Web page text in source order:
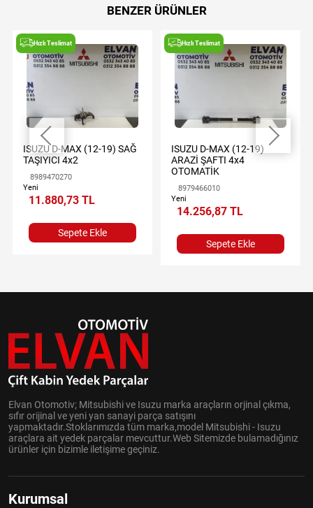
BENZER ÜRÜNLER
Hızlı Teslimat
ISUZU D-MAX (12-19) SAĞ
TAŞIYICI 4x2
8989470270
Yeni
11.880,73 TL
Sepete Ekle
Hızlı Teslimat
ISUZU D-MAX (12-19)
ARAZİ ŞAFTI 4x4
OTOMATİK
8979466010
Yeni
14.256,87 TL
Sepete Ekle
Elvan Otomotiv; Mitsubishi ve Isuzu marka araçların orjinal çıkma,
sıfır orijinal ve yeni yan sanayi parça satışını
yapmaktadır.Stoklarımızda tüm marka,model Mitsubishi - Isuzu
araçlara ait yedek parçalar mevcuttur.Web Sitemizde bulamadığınız
ürünler için bizimle iletişime geçiniz.
Kurumsal